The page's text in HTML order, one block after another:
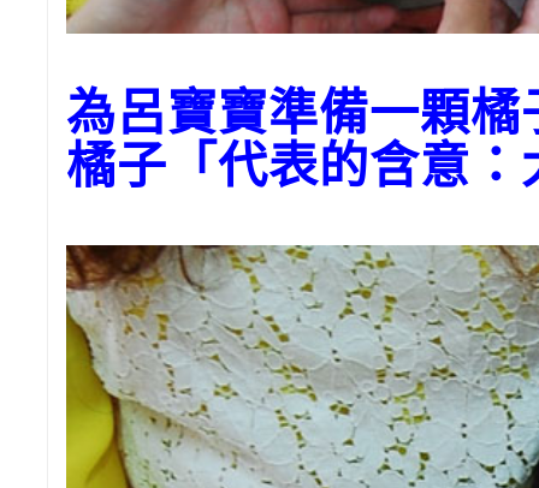
為呂寶寶準備一顆橘
橘子「代表的含意：